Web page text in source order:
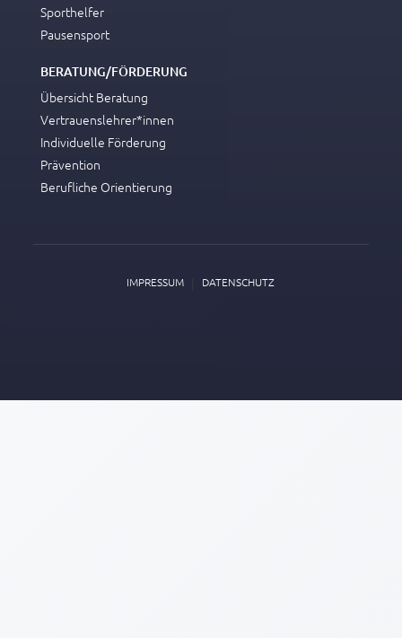
Sporthelfer
Pausensport
BERATUNG/FÖRDERUNG
Übersicht Beratung
Vertrauenslehrer*innen
Individuelle Förderung
Prävention
Berufliche Orientierung
IMPRESSUM DATENSCHUTZ